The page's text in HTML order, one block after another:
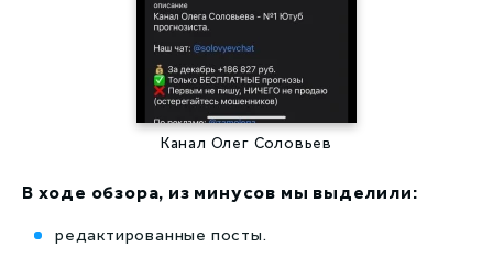
Канал Олег Соловьев
В ходе обзора, из минусов мы выделили:
редактированные посты.